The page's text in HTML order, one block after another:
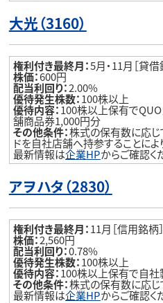
大光（3160）
権利付き最終月：5月・11月［貸借
株価：600円
配当利回り：2.00%
優待発生株数：100株以上
優待内容：100株以上保有で
舗商品券1,000円分
その他条件：株式の保有数に応じ
ドを自社店舗へ持参することに
最新情報は企業HPからご確認く
アヲハタ（2830）
権利付き最終月：11月［信用銘柄］
株価：2,560円
配当利回り：0.78%
優待発生株数：100株以上
優待内容：100株以上保有で自社
その他条件：株式の保有数に応じ
最新情報は企業HPからご確認く